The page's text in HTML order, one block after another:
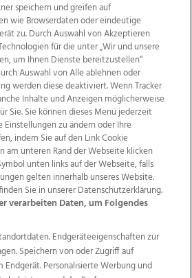
Mediadaten Kontakt
Jobs
Impressum
AGB Anzeigekunden
Ehrenkodex Politische Werbung
des Medienhauses Wimmer
OÖNow
Ischler Woche
OÖN Immobilien
speichern und greifen auf
wie Browserdaten oder eindeutige
zu. Durch Auswahl von Akzeptieren
für die unter „Wir und unsere
um Ihnen Dienste bereitzustellen“
Auswahl von Alle ablehnen oder
werden diese deaktiviert. Wenn Tracker
Inhalte und Anzeigen möglicherweise
Sie. Sie können dieses Menü jederzeit
zu ändern oder Ihre
indem Sie auf den Link Cookie
am unteren Rand der Webseite klicken
unten links auf der Webseite, falls
gelten innerhalb unseres Website.
Sie in unserer Datenschutzerklärung.
verarbeiten Daten, um Folgendes
Endgeräteeigenschaften zur
Speichern von oder Zugriff auf
Personalisierte Werbung und